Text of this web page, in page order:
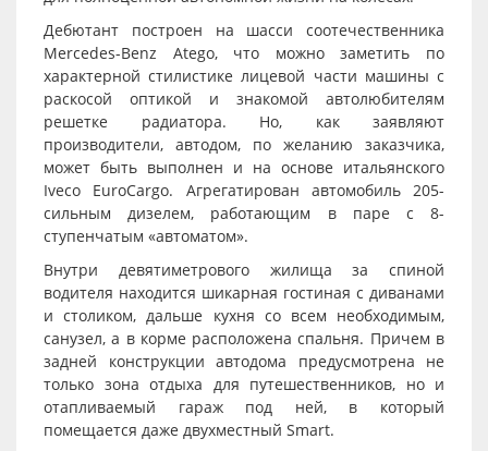
Дебютант построен на шасси соотечественника
Mercedes-Benz Atego, что можно заметить по
характерной стилистике лицевой части машины с
раскосой оптикой и знакомой автолюбителям
решетке радиатора. Но, как заявляют
производители, автодом, по желанию заказчика,
может быть выполнен и на основе итальянского
Iveco EuroCargo. Агрегатирован автомобиль 205-
сильным дизелем, работающим в паре с 8-
ступенчатым «автоматом».
Внутри девятиметрового жилища за спиной
водителя находится шикарная гостиная с диванами
и столиком, дальше кухня со всем необходимым,
санузел, а в корме расположена спальня. Причем в
задней конструкции автодома предусмотрена не
только зона отдыха для путешественников, но и
отапливаемый гараж под ней, в который
помещается даже двухместный Smart.